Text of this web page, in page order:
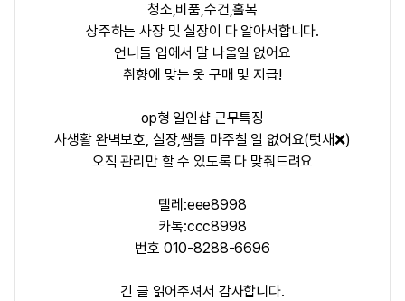
청소,비품,수건,홀복
상주하는 사장 및 실장이 다 알아서합니다.
언니들 입에서 말 나올일 없어요
취향에 맞는 옷 구매 및 지급!
op형 일인샵 근무특징
사생활 완벽보호, 실장,쌤들 마주칠 일 없어요(텃새❌)
오직 관리만 할 수 있도록 다 맞춰드려요
텔레:eee8998
카톡:ccc8998
번호 010-8288-6696
긴 글 읽어주셔서 감사합니다.